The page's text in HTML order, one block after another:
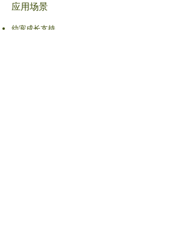
应用场景
幼宠成长支持